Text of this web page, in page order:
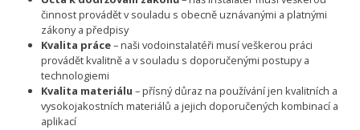
činnost provádět v souladu s obecně uznávanými a platnými
zákony a předpisy
Kvalita práce– naši vodoinstalatéři musí veškerou práci
provádět kvalitně a v souladu s doporučenými postupy a
technologiemi
Kvalita materiálu – přísný důraz na používání jen kvalitních a
vysokojakostních materiálů a jejich doporučených kombinací a
aplikací